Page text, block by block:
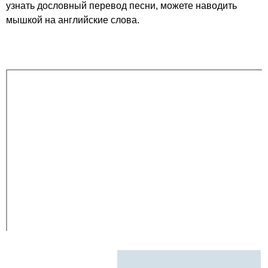
узнать дословный перевод песни, можете наводить
мышкой на английские слова.